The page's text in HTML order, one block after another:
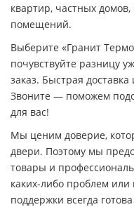
квартир, частных
помещений.
Выберите «Гранит
почувствуйте разницу
заказ. Быстрая
Звоните — поможем
для вас!
Мы ценим доверие,
двери. Поэтому мы
товары и
каких-либо проблем
поддержки всегда